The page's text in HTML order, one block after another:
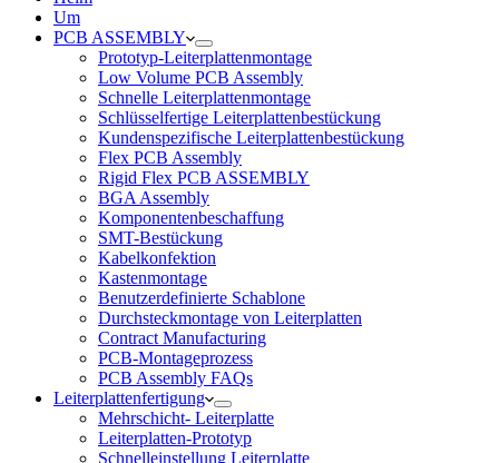
Um
PCB ASSEMBLY
Prototyp-Leiterplattenmontage
Low Volume PCB Assembly
Schnelle Leiterplattenmontage
Schlüsselfertige Leiterplattenbestückung
Kundenspezifische Leiterplattenbestückung
Flex PCB Assembly
Rigid Flex PCB ASSEMBLY
BGA Assembly
Komponentenbeschaffung
SMT-Bestückung
Kabelkonfektion
Kastenmontage
Benutzerdefinierte Schablone
Durchsteckmontage von Leiterplatten
Contract Manufacturing
PCB-Montageprozess
PCB Assembly FAQs
Leiterplattenfertigung
Mehrschicht- Leiterplatte
Leiterplatten-Prototyp
Schnelleinstellung Leiterplatte